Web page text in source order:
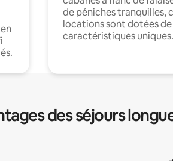
de péniches tranquilles,
locations sont dotées de
caractéristiques uniques.
des séjours